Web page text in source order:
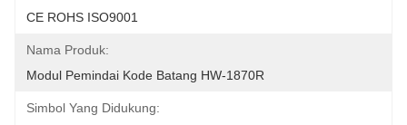
CE ROHS ISO9001
Nama Produk:
Modul Pemindai Kode Batang HW-1870R
Simbol Yang Didukung: